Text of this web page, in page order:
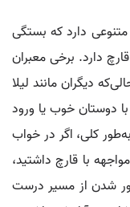
متنوعی دارد که بستگی
دارد. برخی معبران
دیگران مانند لیلا
دوستان خوب یا ورود
کلی، اگر در خواب
با قارچ داشتید،
شدن از مسیر درست